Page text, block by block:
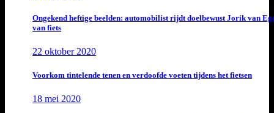
Ongekend heftige beelden: automobilist rijdt doelbewust Jorik van
van fiets
22 oktober 2020
Voorkom tintelende tenen en verdoofde voeten tijdens het fietsen
18 mei 2020